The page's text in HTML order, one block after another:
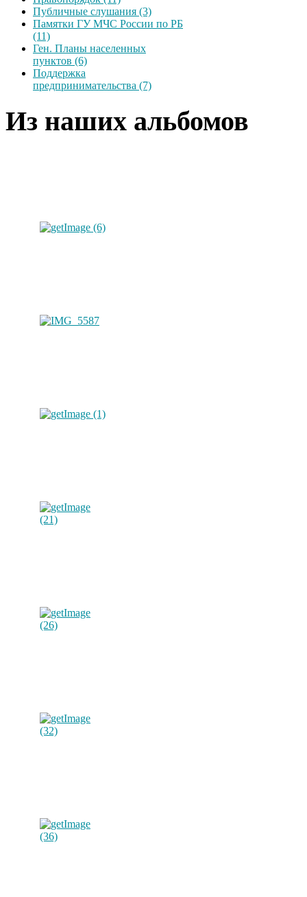
Публичные слушания (3)
Памятки ГУ МЧС России по РБ
(11)
Ген. Планы населенных
пунктов (6)
Поддержка
предпринимательства (7)
Из наших альбомов